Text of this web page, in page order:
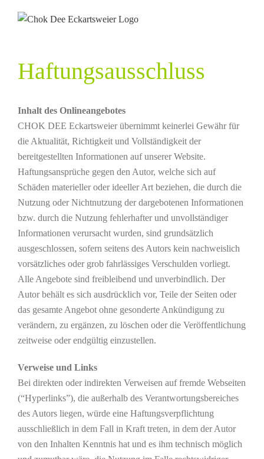
Haftungsausschluss
Inhalt des Onlineangebotes
CHOK DEE Eckartsweier übernimmt keinerlei Gewähr für
die Aktualität, Richtigkeit und Vollständigkeit der
bereitgestellten Informationen auf unserer Website.
Haftungsansprüche gegen den Autor, welche sich auf
Schäden materieller oder ideeller Art beziehen, die durch die
Nutzung oder Nichtnutzung der dargebotenen Informationen
bzw. durch die Nutzung fehlerhafter und unvollständiger
Informationen verursacht wurden, sind grundsätzlich
ausgeschlossen, sofern seitens des Autors kein nachweislich
vorsätzliches oder grob fahrlässiges Verschulden vorliegt.
Alle Angebote sind freibleibend und unverbindlich. Der
Autor behält es sich ausdrücklich vor, Teile der Seiten oder
das gesamte Angebot ohne gesonderte Ankündigung zu
verändern, zu ergänzen, zu löschen oder die Veröffentlichung
zeitweise oder endgültig einzustellen.
Verweise und Links
Bei direkten oder indirekten Verweisen auf fremde Webseiten
(“Hyperlinks”), die außerhalb des Verantwortungsbereiches
des Autors liegen, würde eine Haftungsverpflichtung
ausschließlich in dem Fall in Kraft treten, in dem der Autor
von den Inhalten Kenntnis hat und es ihm technisch möglich